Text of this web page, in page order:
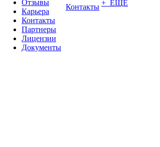
Отзывы
Карьера
Контакты
Партнеры
Лицензии
Документы
Контакты + ЕЩЕ